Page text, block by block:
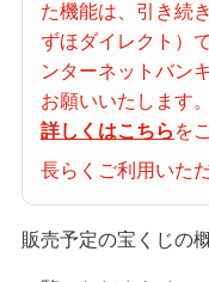
宝くじの購入・照会
初めての方へ
た機能は、引き続
ずほダイレクト）
ンターネットバン
お願いいたします。
詳しくはこちら を
長らくご利用いた
販売予定の宝くじの